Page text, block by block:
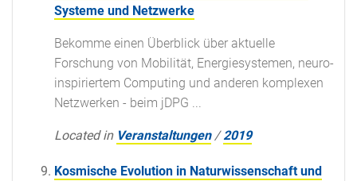
Systeme und Netzwerke
Bekomme einen Überblick über aktuelle
Forschung von Mobilität, Energiesystemen, neuro-
inspiriertem Computing und anderen komplexen
Netzwerken - beim jDPG ...
Located in Veranstaltungen /2019
Kosmische Evolution in Naturwissenschaft und